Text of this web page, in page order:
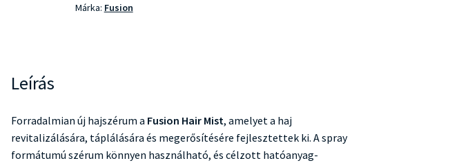
Márka: Fusion
Leírás
Forradalmian új hajszérum a Fusion Hair Mist, amelyet a haj
revitalizálására, táplálására és megerősítésére fejlesztettek ki. A spray
formátumú szérum könnyen használható, és célzott hatóanyag-